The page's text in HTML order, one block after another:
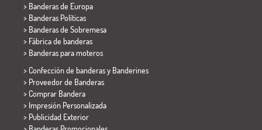
> Banderas de Europa
> Banderas Políticas
> Banderas de Sobremesa
> Fábrica de banderas
> Banderas para moteros
> Confección de banderas y Banderines
> Proveedor de Banderas
> Comprar Bandera
> Impresión Personalizada
> Publicidad Exterior